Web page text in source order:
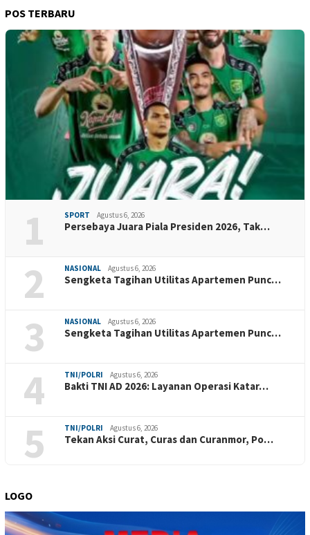
POS TERBARU
1 SPORT Agustus 6, 2026
Persebaya Juara Piala Presiden 2026, Tak…
2 NASIONAL Agustus 6, 2026
Sengketa Tagihan Utilitas Apartemen Punc…
3 NASIONAL Agustus 6, 2026
Sengketa Tagihan Utilitas Apartemen Punc…
4 TNI/POLRI Agustus 6, 2026
Bakti TNI AD 2026: Layanan Operasi Katar…
5 TNI/POLRI Agustus 6, 2026
Tekan Aksi Curat, Curas dan Curanmor, Po…
LOGO